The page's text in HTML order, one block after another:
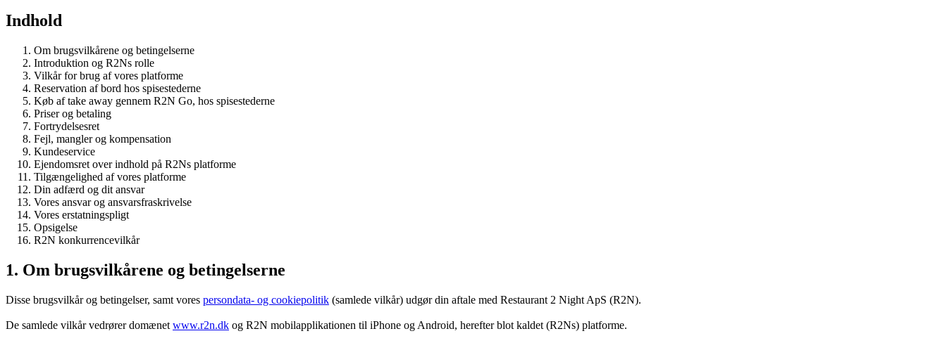
Indhold
Om brugsvilkårene og betingelserne
Introduktion og R2Ns rolle
Vilkår for brug af vores platforme
Reservation af bord hos spisestederne
Køb af take away gennem R2N Go, hos spisestederne
Priser og betaling
Fortrydelsesret
Fejl, mangler og kompensation
Kundeservice
Ejendomsret over indhold på R2Ns platforme
Tilgængelighed af vores platforme
Din adfærd og dit ansvar
Vores ansvar og ansvarsfraskrivelse
Vores erstatningspligt
Opsigelse
R2N konkurrencevilkår
1. Om brugsvilkårene og betingelserne
Disse brugsvilkår og betingelser, samt vores persondata- og cookiepolitik (samlede vilkår) udgør din aftale med Restaurant 2 Night ApS (R2N).
De samlede vilkår vedrører domænet www.r2n.dk og R2N mobilapplikationen til iPhone og Android, herefter blot kaldet (R2Ns) platforme.